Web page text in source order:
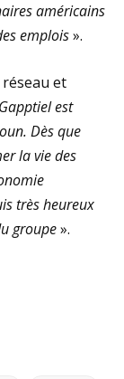
américains
emplois».
et
est
Dès que
la vie des
très heureux
groupe».